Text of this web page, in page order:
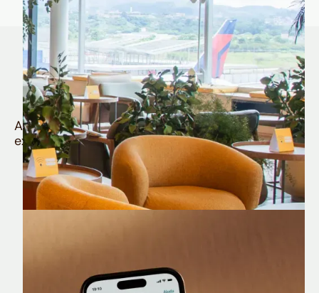
Quem é Nomad tem
muito mais
Aproveite todos os benefícios e vantagens
exclusivas da sua Conta Internacional